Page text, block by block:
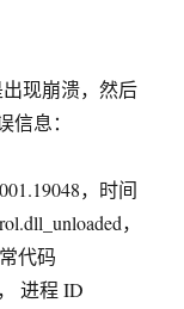
现崩溃，然后
息：
，时间
，
代码
进程 ID